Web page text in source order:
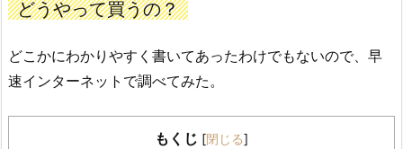
どうやって買うの？
どこかにわかりやすく書いてあったわけでもないので、早
速インターネットで調べてみた。
もくじ [閉じる]